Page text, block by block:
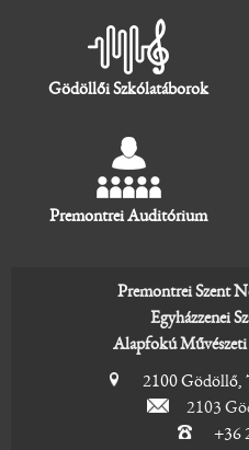
Gödöllői Szkólatáborok
Premontrei Auditórium
Premontrei Szent
Egyházzenei
Alapfokú
2100 Gödöllő,
2103
+36